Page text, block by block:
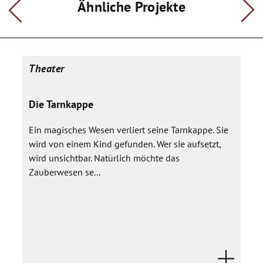
Ähnliche Projekte
Theater
Die Tarnkappe
Ein magisches Wesen verliert seine Tarnkappe. Sie
wird von einem Kind gefunden. Wer sie aufsetzt,
wird unsichtbar. Natürlich möchte das
Zauberwesen se...